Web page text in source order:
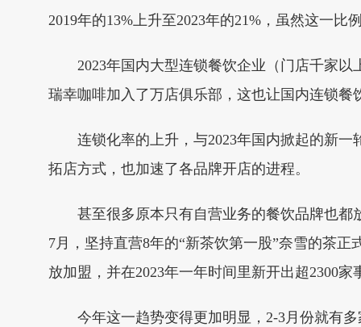
2019年的13%上升至2023年的21%，虽然这一
2023年国内大型连锁餐饮企业（门店千家以
瑞幸咖啡加入了万店俱乐部，这也让国内连锁
连锁化率的上升，与2023年国内掀起的新一
拓店方式，也加速了各品牌开店的进程。
甚至很多原本只有自营业务的餐饮品牌也都放
7月，坚持直营8年的“新茶饮第一股”奈雪的茶
放加盟，并在2023年一年时间里新开出超2300家
今年这一趋势变得更加明显，2-3月份就有多